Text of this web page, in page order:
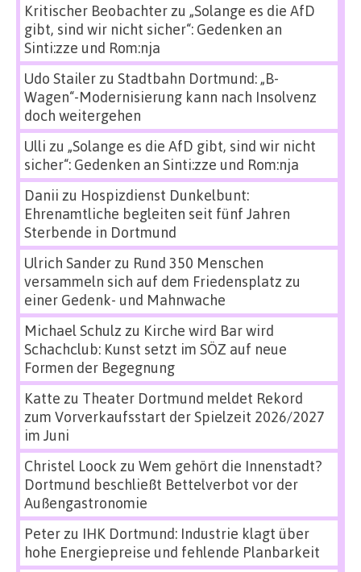
Kritischer Beobachterzu „Solange es die AfD
gibt, sind wir nicht sicher“: Gedenken an
Sinti:zze und Rom:nja
Udo Stailerzu Stadtbahn Dortmund: „B-
Wagen“-Modernisierung kann nach Insolvenz
doch weitergehen
Ulli zu „Solange es die AfD gibt, sind wir nicht
sicher“: Gedenken an Sinti:zze und Rom:nja
Danii zu Hospizdienst Dunkelbunt:
Ehrenamtliche begleiten seit fünf Jahren
Sterbende in Dortmund
Ulrich Sanderzu Rund 350 Menschen
versammeln sich auf dem Friedensplatz zu
einer Gedenk- und Mahnwache
Michael Schulz zu Kirche wird Bar wird
Schachclub: Kunst setzt im SÖZ auf neue
Formen der Begegnung
Katte zu Theater Dortmund meldet Rekord
zum Vorverkaufsstart der Spielzeit 2026/2027
im Juni
Christel Loock zu Wem gehört die Innenstadt?
Dortmund beschließt Bettelverbot vor der
Außengastronomie
Peterzu IHK Dortmund: Industrie klagt über
hohe Energiepreise und fehlende Planbarkeit